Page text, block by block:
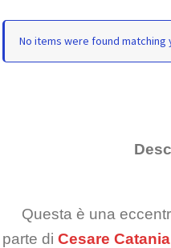
No items were found matching
Questa è una
parte di Cesare Catania